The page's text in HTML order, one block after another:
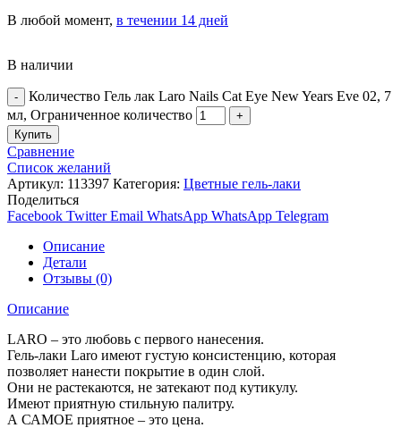
В любой момент, в течении 14 дней
В наличии
Количество Гель лак Laro Nails Cat Eye New Years Eve 02, 7
мл, Ограниченное количество
Купить
Сравнение
Список желаний
Артикул: 113397 Категория: Цветные гель-лаки
Поделиться
Facebook Twitter Email WhatsApp WhatsApp Telegram
Описание
Детали
Отзывы (0)
Описание
LARO – это любовь с первого нанесения.
Гель-лаки Laro имеют густую консистенцию, которая
позволяет нанести покрытие в один слой.
Они не растекаются, не затекают под кутикулу.
Имеют приятную стильную палитру.
А САМОЕ приятное – это цена.